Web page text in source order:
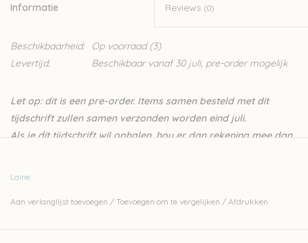
Informatie Reviews (0)
Beschikbaarheid: Op voorraad(3)
Levertijd:
Beschikbaar vanaf 30 juli, pre-order mogelijk
Let op: dit is een pre-order. Items samen besteld met dit
tijdschrift zullen samen verzonden worden eind juli.
Als je dit tijdschrift wil ophalen, hou er dan rekening mee dan
Laine
Aan verlanglijst toevoegen / Toevoegen om te vergelijken / Afdrukken